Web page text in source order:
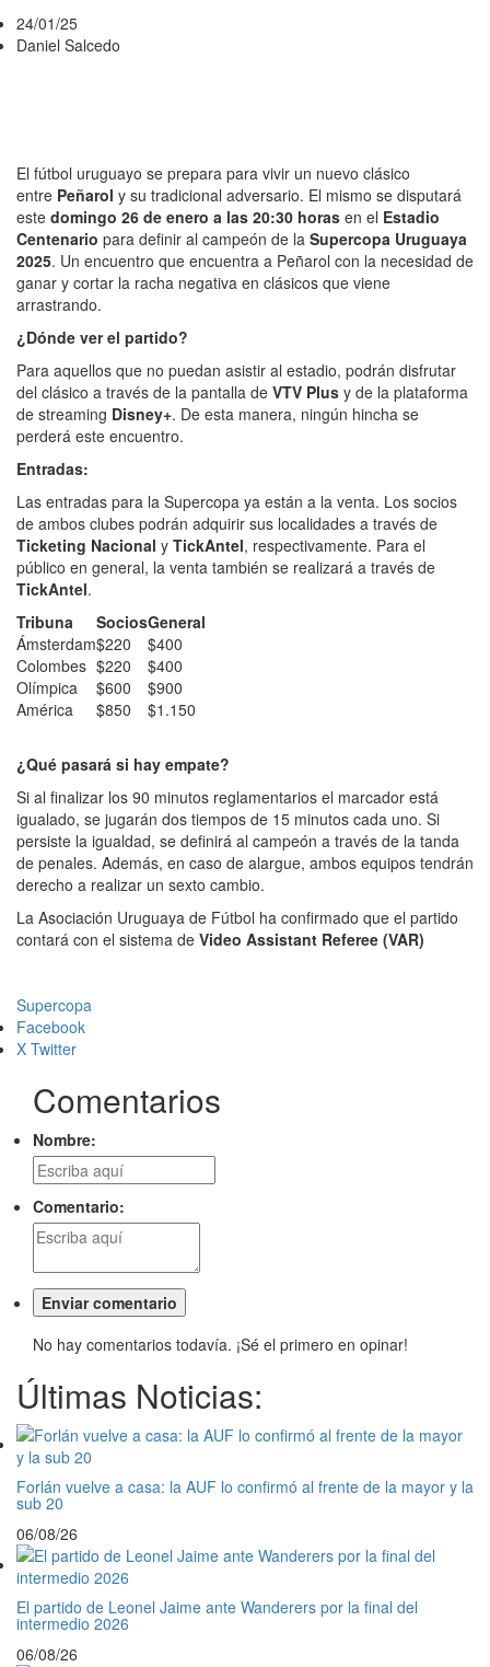
24/01/25
Daniel Salcedo
El fútbol uruguayo se prepara para vivir un nuevo clásico
entre Peñarol y su tradicional adversario. El mismo se disputará
este domingo 26 de enero a las 20:30 horas en el Estadio
Centenario para definir al campeón de la Supercopa Uruguaya
2025. Un encuentro que encuentra a Peñarol con la necesidad de
ganar y cortar la racha negativa en clásicos que viene
arrastrando.
¿Dónde ver el partido?
Para aquellos que no puedan asistir al estadio, podrán disfrutar
del clásico a través de la pantalla de VTV Plus y de la plataforma
de streaming Disney+. De esta manera, ningún hincha se
perderá este encuentro.
Entradas:
Las entradas para la Supercopa ya están a la venta. Los socios
de ambos clubes podrán adquirir sus localidades a través de
Ticketing Nacional y TickAntel, respectivamente. Para el
público en general, la venta también se realizará a través de
TickAntel.
Tribuna
SociosGeneral
Ámsterdam$220
$400
Colombes $220
$400
Olímpica
$600
$900
América
$850 $1.150
¿Qué pasará si hay empate?
Si al finalizar los 90 minutos reglamentarios el marcador está
igualado, se jugarán dos tiempos de 15 minutos cada uno. Si
persiste la igualdad, se definirá al campeón a través de la tanda
de penales. Además, en caso de alargue, ambos equipos tendrán
derecho a realizar un sexto cambio.
La Asociación Uruguaya de Fútbol ha confirmado que el partido
contará con el sistema de Video Assistant Referee (VAR)
Supercopa
Facebook
X Twitter
Comentarios
Nombre:
Comentario:
No hay comentarios todavía. ¡Sé el primero en opinar!
Últimas Noticias:
Forlán vuelve a casa: la AUF lo confirmó al frente de la mayor y la
sub 20
06/08/26
El partido de Leonel Jaime ante Wanderers por la final del
intermedio 2026
06/08/26